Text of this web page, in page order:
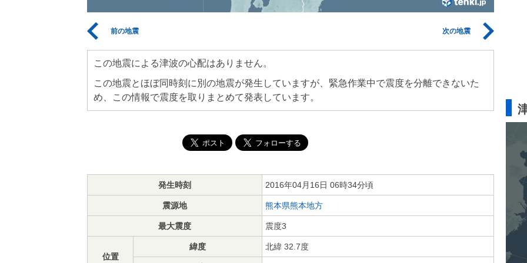
前の地震 次の地震
この地震による津波の心配はありません。
この地震とほぼ同時刻に別の地震が発生していますが、緊急作業中で震度を分離できないた
め、この情報で震度を取りまとめて発表しています。
発生時刻 2016年04月16日 06時34分頃
震源地 熊本県熊本地方
最大震度 震度3
位置
緯度 北緯 32.7度